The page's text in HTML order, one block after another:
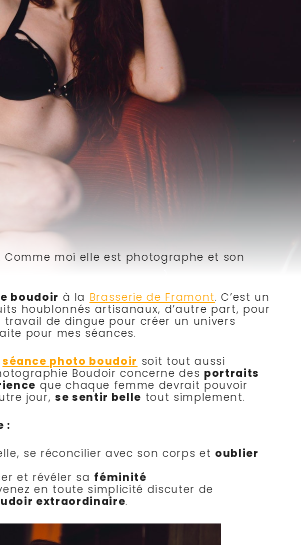
moi elle est photographe et son
boudoir à la Brasserie de Framont. C’est un
houblonnés artisanaux, d’autre part, pour
de dingue pour créer un univers
pour mes séances.
séance photo boudoir soit tout aussi
Boudoir concerne des portraits
que chaque femme devrait pouvoir
jour,se sentir belle tout simplement.
:
se réconcilier avec son corps et oublier
et révéler sa féminité
en toute simplicité discuter de
extraordinaire.